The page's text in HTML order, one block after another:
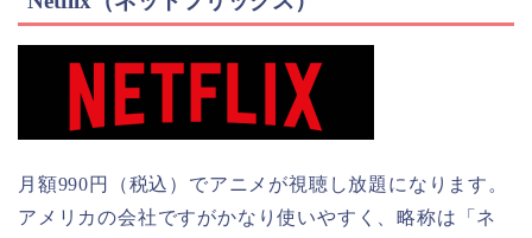
月額990円（税込）でアニメが視聴し放題になります。
アメリカの会社ですがかなり使いやすく、略称は「ネ